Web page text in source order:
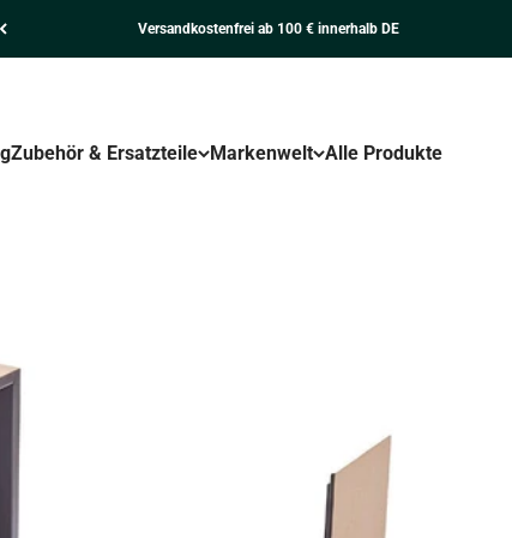
Versandkostenfrei ab 100 € innerhalb DE
Zubehör & Ersatzteile Markenwelt Alle Produkte